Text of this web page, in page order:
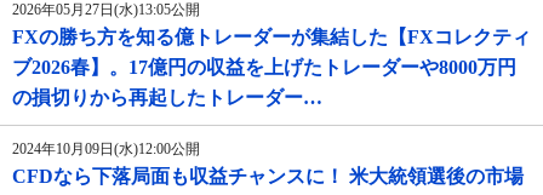
2026年05月27日(水)13:05公開
FXの勝ち方を知る億トレーダーが集結した【FXコレクティ
ブ2026春】。17億円の収益を上げたトレーダーや8000万円
の損切りから再起したトレーダー…
2024年10月09日(水)12:00公開
CFDなら下落局面も収益チャンスに！ 米大統領選後の市場